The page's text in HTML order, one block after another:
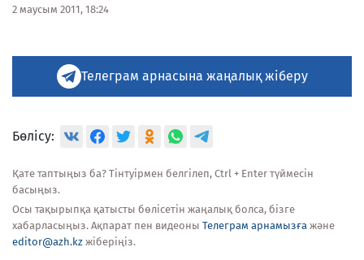
2 маусым 2011, 18:24
Телеграм арнасына жаңалық жіберу
Бөлісу:
Қате таптыңыз ба? Тінтуірмен белгілеп, Ctrl + Enter түймесін
басыңыз.
Осы тақырыпқа қатысты бөлісетін жаңалық болса, бізге
хабарласыңыз. Ақпарат пен видеоны Телеграм арнамызға және
editor@azh.kz жіберіңіз.